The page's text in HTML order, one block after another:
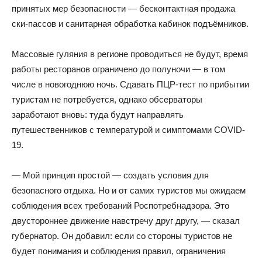
принятых мер безопасности — бесконтактная продажа
ски-пассов и санитарная обработка кабинок подъёмников.
Массовые гуляния в регионе проводиться не будут, время
работы ресторанов ограничено до полуночи — в том
числе в новогоднюю ночь. Сдавать ПЦР-тест по прибытии
туристам не потребуется, однако обсерваторы
заработают вновь: туда будут направлять
путешественников с температурой и симптомами COVID-
19.
— Мой принцип простой — создать условия для
безопасного отдыха. Но и от самих туристов мы ожидаем
соблюдения всех требований Роспотребнадзора. Это
двустороннее движение навстречу друг другу, — сказал
губернатор. Он добавил: если со стороны туристов не
будет понимания и соблюдения правил, ограничения